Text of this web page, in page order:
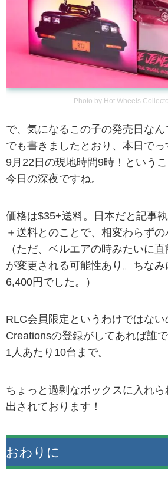
Photo by Hot Wheels
で、気になるこの子の発売日な
でも書きましたとおり、本日でっ
9月22日の現地時間9時！という
今日の深夜ですね。
価格は$35+送料。日本だと記事
＋送料とのことで、相変わらずの
（ただ、ベルエアの時みたいに
が変更される可能性あり。ちな
6,400円でした。）
RLC会員限定というわけではない
Creationsの登録がしてあれば誰
1人あたり10台まで。
ちょっと過剰なボックスに入れ
出されております！
おわりに